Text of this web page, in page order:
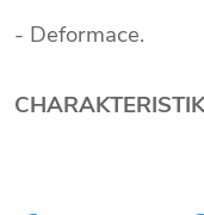
- Deformace.